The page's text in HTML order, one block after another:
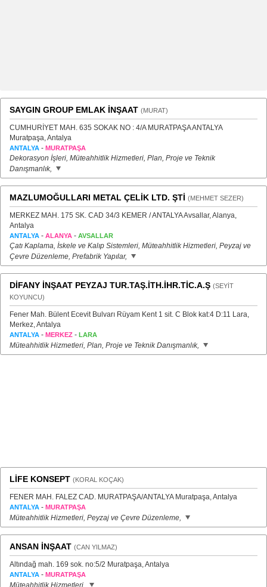
SAYGIN GROUP EMLAK İNŞAAT (MURAT)
CUMHURİYET MAH. 635 SOKAK NO : 4/A MURATPAŞA ANTALYA
Muratpaşa, Antalya
ANTALYA - MURATPAŞA
Dekorasyon İşleri, Müteahhitlik Hizmetleri, Plan, Proje ve Teknik
Danışmanlık,
MAZLUMOĞULLARI METAL ÇELİK LTD. ŞTİ (MEHMET SEZER)
MERKEZ MAH. 175 SK. CAD 34/3 KEMER / ANTALYA Avsallar, Alanya,
Antalya
ANTALYA - ALANYA - AVSALLAR
Çatı Kaplama, İskele ve Kalıp Sistemleri, Müteahhitlik Hizmetleri, Peyzaj ve
Çevre Düzenleme, Prefabrik Yapılar,
DİFANY İNŞAAT PEYZAJ TUR.TAŞ.İTH.İHR.TİC.A.Ş (SEYİT
KOYUNCU)
Fener Mah. Bülent Ecevit Bulvarı Rüyam Kent 1 sit. C Blok kat:4 D:11 Lara,
Merkez, Antalya
ANTALYA - MERKEZ - LARA
Müteahhitlik Hizmetleri, Plan, Proje ve Teknik Danışmanlık,
LİFE KONSEPT (KORAL KOÇAK)
FENER MAH. FALEZ CAD. MURATPAŞA/ANTALYA Muratpaşa, Antalya
ANTALYA - MURATPAŞA
Müteahhitlik Hizmetleri, Peyzaj ve Çevre Düzenleme,
ANSAN İNŞAAT (CAN YILMAZ)
Altındağ mah. 169 sok. no:5/2 Muratpaşa, Antalya
ANTALYA - MURATPAŞA
Müteahhitlik Hizmetleri,